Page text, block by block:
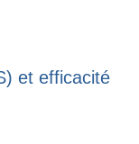
et efficacité